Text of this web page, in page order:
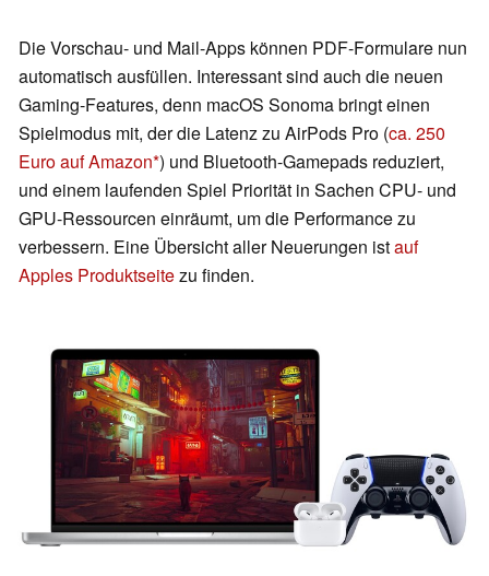
Die Vorschau- und Mail-Apps können PDF-Formulare nun
automatisch ausfüllen. Interessant sind auch die neuen
Gaming-Features, denn macOS Sonoma bringt einen
Spielmodus mit, der die Latenz zu AirPods Pro (ca. 250
Euro auf Amazon ) und Bluetooth-Gamepads reduziert,
und einem laufenden Spiel Priorität in Sachen CPU- und
GPU-Ressourcen einräumt, um die Performance zu
verbessern. Eine Übersicht aller Neuerungen istauf
Apples Produktseitezu finden.